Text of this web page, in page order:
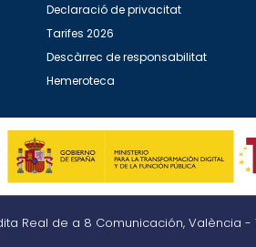
Declaració de privacitat
Tarifes 2026
Descàrrec de responsabilitat
Hemeroteca
Real de a 8 Comunicación, València